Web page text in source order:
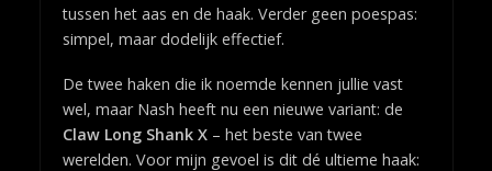
tussen het aas en de haak. Verder geen poespas:
simpel, maar dodelijk effectief.
De twee haken die ik noemde kennen jullie vast
wel, maar Nash heeft nu een nieuwe variant: de
Claw Long Shank X– het beste van twee
werelden. Voor mijn gevoel is dit dé ultieme haak: